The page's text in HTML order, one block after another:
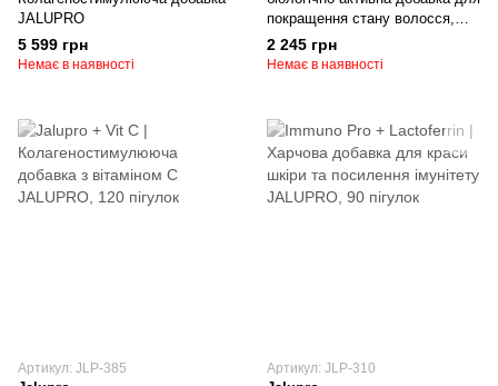
JALUPRO
5 599 грн
Немає в наявності
покращення стану волосся,
шкіри та нігтів
MEDICEUTICALS
2 245 грн
Немає в наявності
Артикул: JLP-385 Артикул: JLP-310